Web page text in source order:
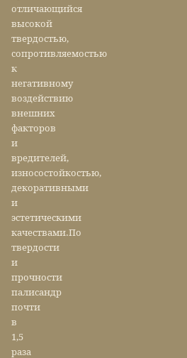
отличающийся
высокой
твердостью,
сопротивляемостью
к
негативному
воздействию
внешних
факторов
и
вредителей,
износостойкостью,
декоративными
и
эстетическими
качествами.По
твердости
и
прочности
палисандр
почти
в
1,5
раза